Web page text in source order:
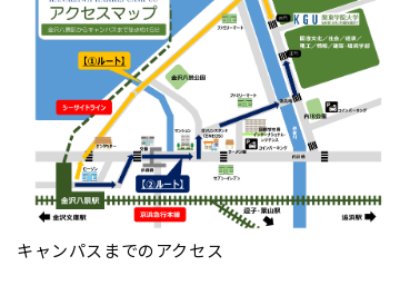
キャンパスまでのアクセス